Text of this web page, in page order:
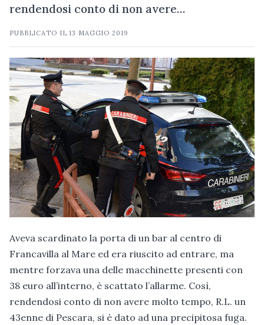
rendendosi conto di non avere…
PUBBLICATO IL13 MAGGIO 2019
Aveva scardinato la porta di un bar al centro di
Francavilla al Mare ed era riuscito ad entrare, ma
mentre forzava una delle macchinette presenti con
38 euro all’interno, è scattato l’allarme. Così,
rendendosi conto di non avere molto tempo, R.L. un
43enne di Pescara, si è dato ad una precipitosa fuga.